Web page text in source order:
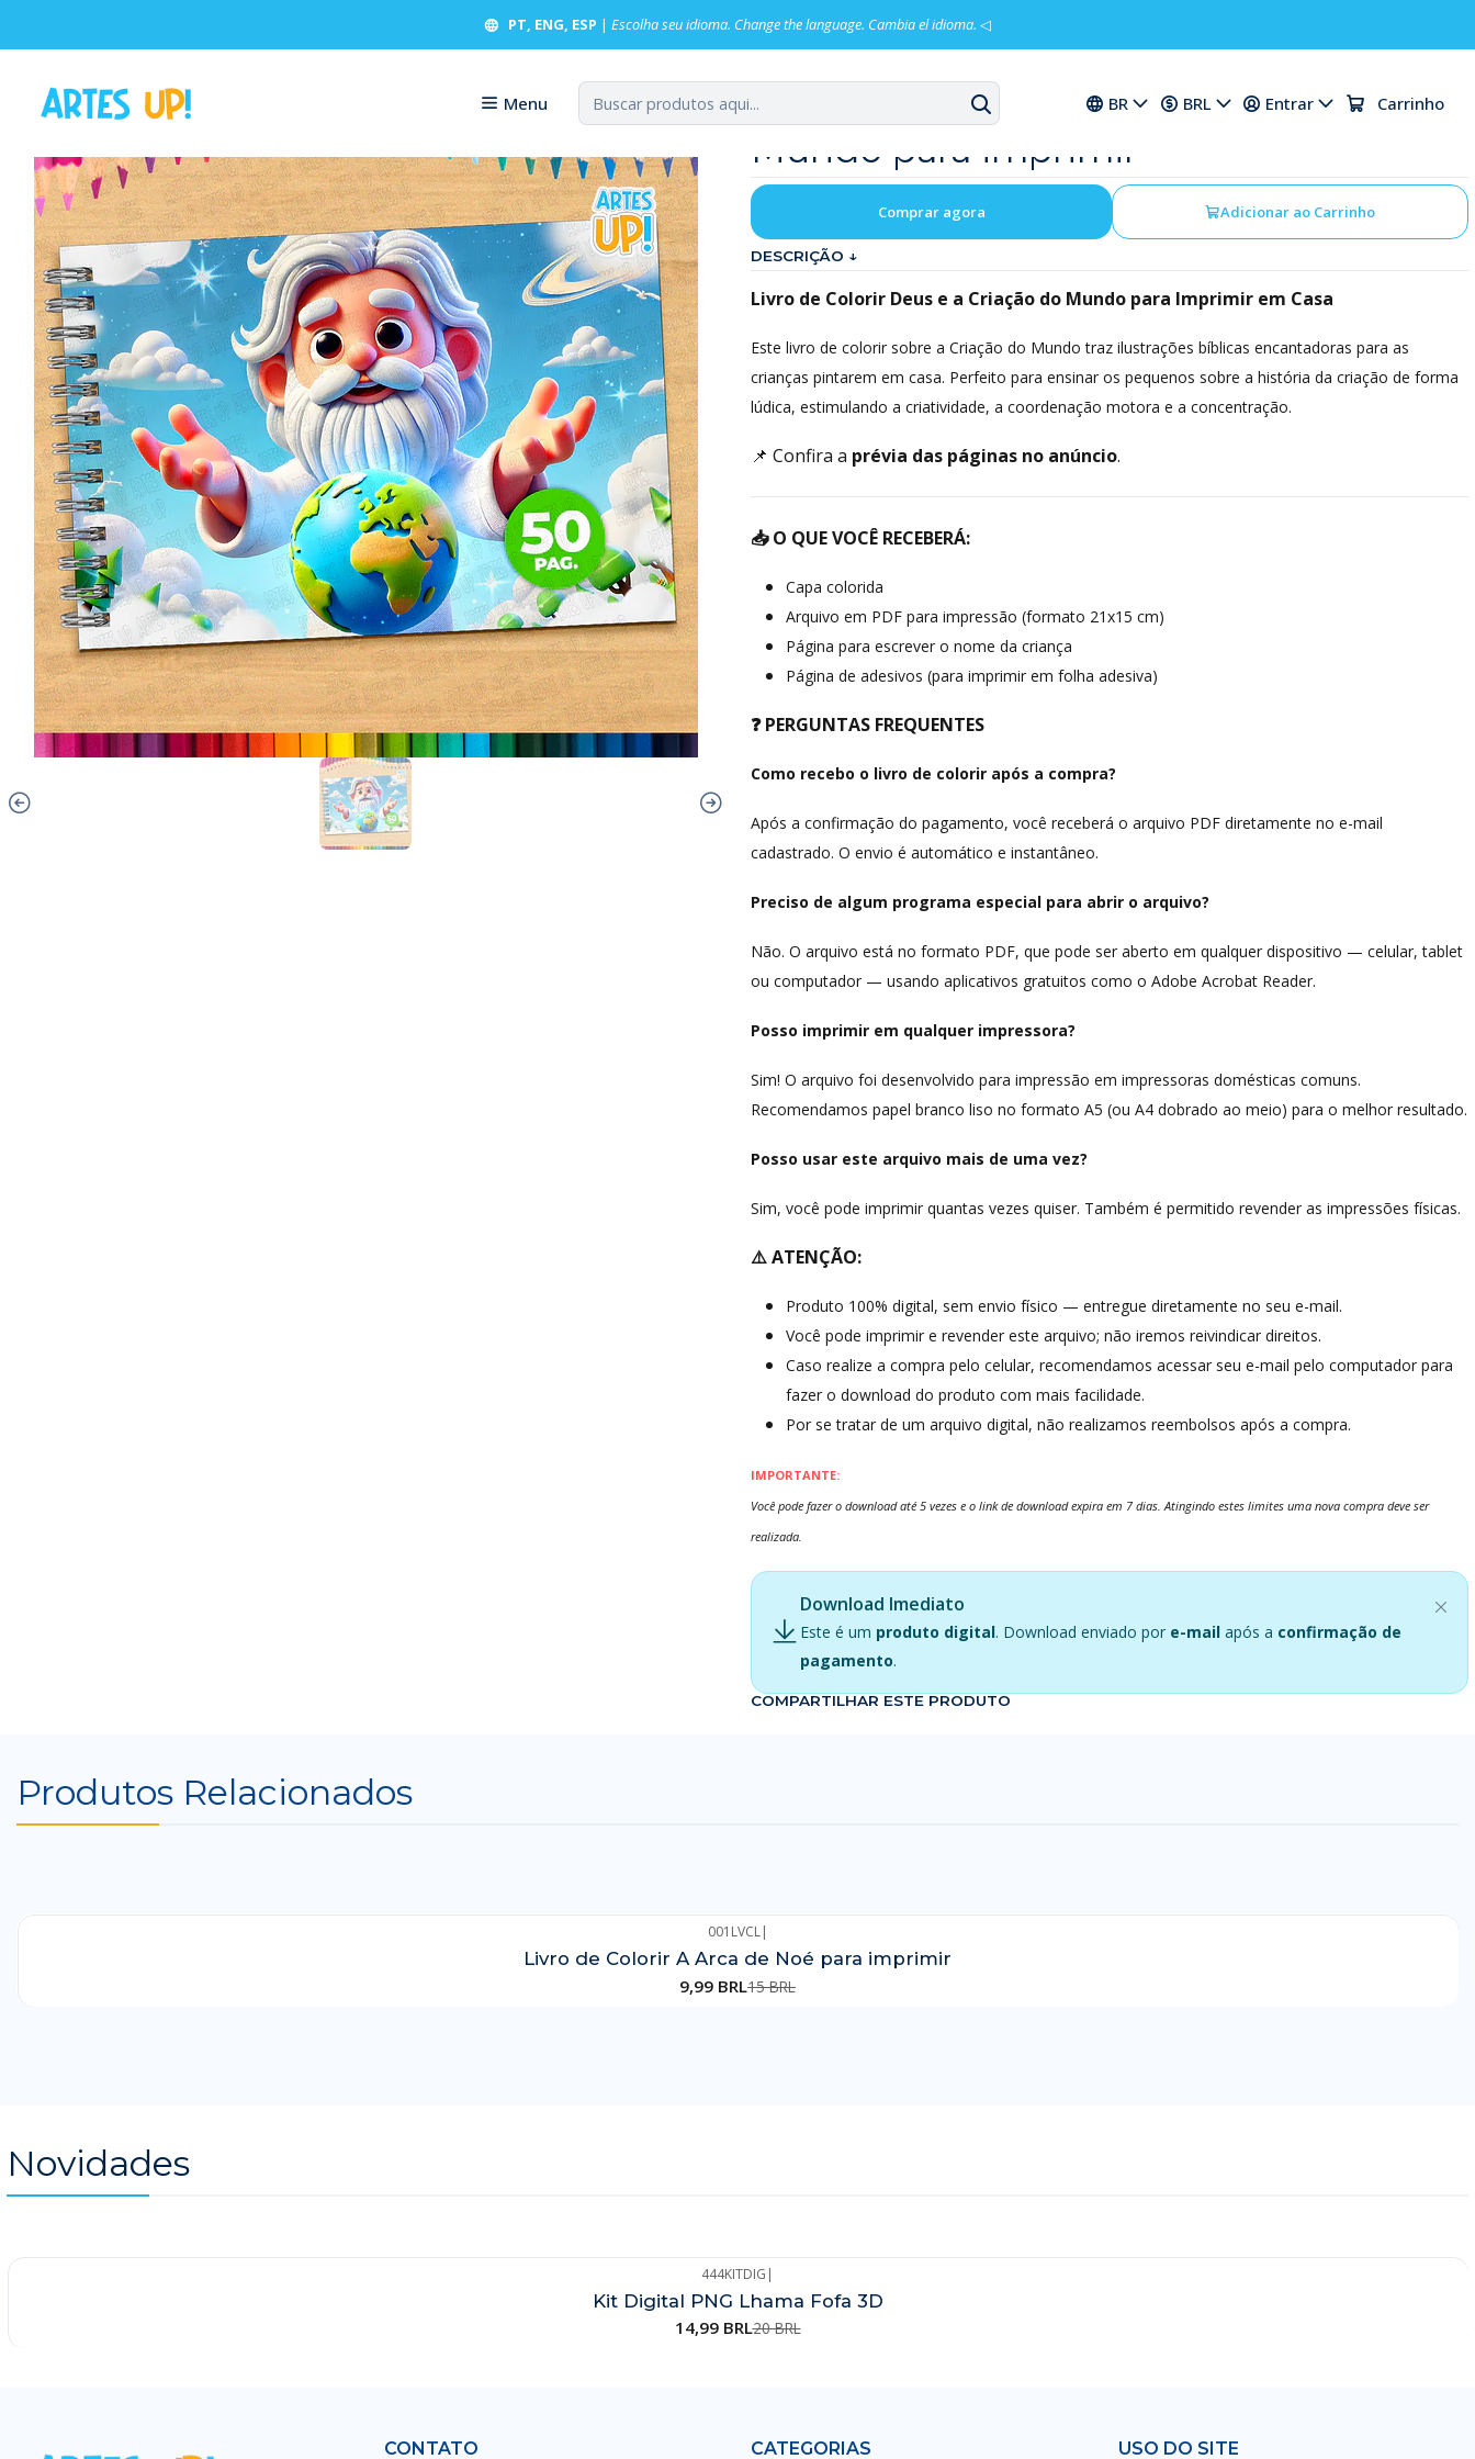
Menu BR BRL Entrar Carrinho
PT, ENG, ESP | Escolha seu idioma. Change the language. Cambia el idioma. ◁
Livro de Colorir Deus e a Criação do Mundo para imprimir
Livro de Colorir Deus e a Criação do
Mundo para imprimir
Adicionar ao Carrinho
Comprar agora
DESCRIÇÃO ↓
Livro de Colorir Deus e a Criação do Mundo para Imprimir em Casa
Este livro de colorir sobre a Criação do Mundo traz ilustrações bíblicas encantadoras para as
crianças pintarem em casa. Perfeito para ensinar os pequenos sobre a história da criação de forma
lúdica, estimulando a criatividade, a coordenação motora e a concentração.
📌 Confira a prévia das páginas no anúncio.
📥 O QUE VOCÊ RECEBERÁ:
Capa colorida
Arquivo em PDF para impressão (formato 21x15 cm)
Página para escrever o nome da criança
Página de adesivos (para imprimir em folha adesiva)
❓ PERGUNTAS FREQUENTES
Como recebo o livro de colorir após a compra?
Após a confirmação do pagamento, você receberá o arquivo PDF diretamente no e-mail
cadastrado. O envio é automático e instantâneo.
Preciso de algum programa especial para abrir o arquivo?
Não. O arquivo está no formato PDF, que pode ser aberto em qualquer dispositivo — celular, tablet
ou computador — usando aplicativos gratuitos como o Adobe Acrobat Reader.
Posso imprimir em qualquer impressora?
Sim! O arquivo foi desenvolvido para impressão em impressoras domésticas comuns.
Recomendamos papel branco liso no formato A5 (ou A4 dobrado ao meio) para o melhor resultado.
Posso usar este arquivo mais de uma vez?
Sim, você pode imprimir quantas vezes quiser. Também é permitido revender as impressões físicas.
⚠️ ATENÇÃO:
Produto 100% digital, sem envio físico — entregue diretamente no seu e-mail.
Você pode imprimir e revender este arquivo; não iremos reivindicar direitos.
Caso realize a compra pelo celular, recomendamos acessar seu e-mail pelo computador para
fazer o download do produto com mais facilidade.
Por se tratar de um arquivo digital, não realizamos reembolsos após a compra.
IMPORTANTE:
Você pode fazer o download até 5 vezes e o link de download expira em 7 dias. Atingindo estes limites uma nova compra deve ser
realizada.
Download Imediato
Este é um produto digital. Download enviado por e-mail após a confirmação de
pagamento.
COMPARTILHAR ESTE PRODUTO
Produtos Relacionados
001LVCL|
Livro de Colorir A Arca de Noé para imprimir
9,99 BRL15 BRL
Novidades
444KITDIG |
Kit Digital PNG Lhama Fofa 3D
14,99 BRL20 BRL
CONTATO CATEGORIAS USO DO SITE